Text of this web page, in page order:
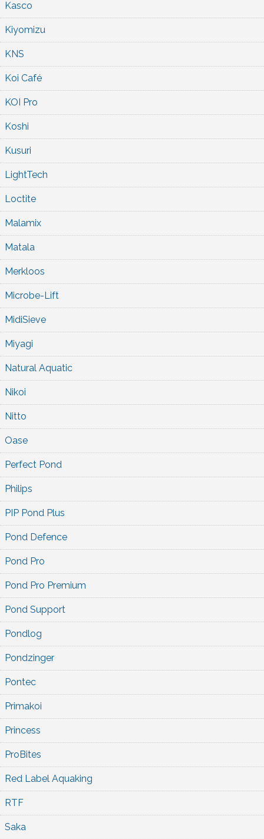
Kasco
Kiyomizu
KNS
Koi Café
KOI Pro
Koshi
Kusuri
LightTech
Loctite
Malamix
Matala
Merkloos
Microbe-Lift
MidiSieve
Miyagi
Natural Aquatic
Nikoi
Nitto
Oase
Perfect Pond
Philips
PIP Pond Plus
Pond Defence
Pond Pro
Pond Pro Premium
Pond Support
Pondlog
Pondzinger
Pontec
Primakoi
Princess
ProBites
Red Label Aquaking
RTF
Saka